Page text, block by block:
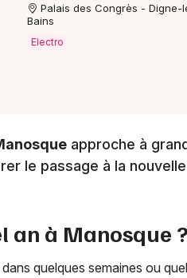
Palais des Congrès - Digne-
Bains
Electro
approche à
le passage à la
an à Manosque ?
quelques semaines ou